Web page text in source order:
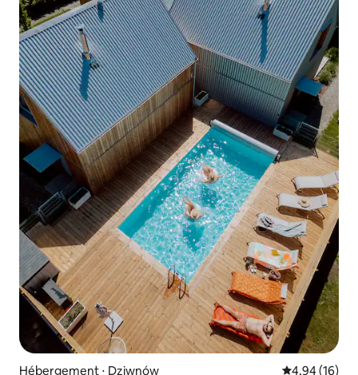
Hébergement ⋅ Dziwnów Évaluation
4,94 (16)